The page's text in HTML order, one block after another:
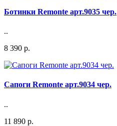
Ботинки Remonte арт.9035 чер.
..
8 390 р.
Сапоги Remonte арт.9034 чер.
..
11 890 р.